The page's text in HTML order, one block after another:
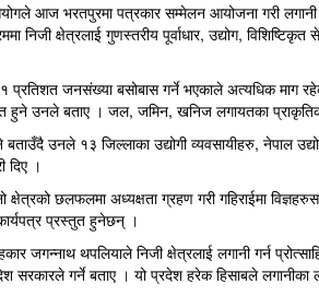
आज भरतपुरमा पत्रकार सम्मेलन आयोजना गरी लगानी
निजी क्षेत्रलाई गुणस्तरीय पूर्वाधार, उद्योग, विशिष्टिकृत
प्रतिशत जनसंख्या बसोबास गर्ने भएकाले अत्यधिक माग
हुने उनले बताए । जल, जमिन, खनिज लगायतका
बताउँदै उनले १३ जिल्लाका उद्योगी व्यवसायीहरु, नेपाल
दिए ।
छलफलमा अध्यक्षता ग्रहण गरी गहिराईमा
कार्यपत्र प्रस्तुत हुनेछन् ।
जगन्नाथ थपलियाले निजी क्षेत्रलाई लगानी गर्न
सरकारले गर्ने बताए । यो प्रदेश हरेक हिसाबले